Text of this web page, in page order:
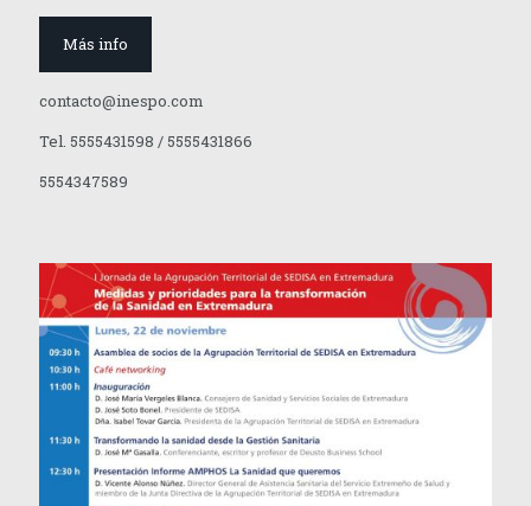
Más info
contacto@inespo.com
Tel. 5555431598 / 5555431866
5554347589